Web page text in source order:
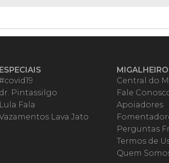
ESPECIAIS
dr. Pintassilgo
Lula Fala
Lava Jato
MIGALHEIRO
Central do
Fale
Apoiadores
Perguntas
Termos de
Quem